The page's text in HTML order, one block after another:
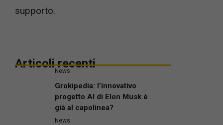
supporto.
Articoli recenti
News
Grokipedia: l’innovativo
progetto AI di Elon Musk è
già al capolinea?
News